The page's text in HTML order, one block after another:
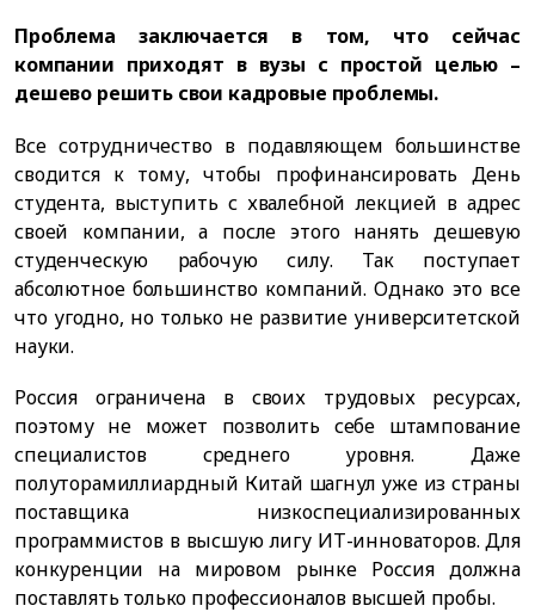
Проблема заключается в том, что сейчас
компании приходят в вузы с простой целью –
дешево решить свои кадровые проблемы.
Все сотрудничество в подавляющем большинстве
сводится к тому, чтобы профинансировать День
студента, выступить с хвалебной лекцией в адрес
своей компании, а после этого нанять дешевую
студенческую рабочую силу. Так поступает
абсолютное большинство компаний. Однако это все
что угодно, но только не развитие университетской
науки.
Россия ограничена в своих трудовых ресурсах,
поэтому не может позволить себе штампование
специалистов среднего уровня. Даже
полуторамиллиардный Китай шагнул уже из страны
поставщика низкоспециализированных
программистов в высшую лигу ИТ-инноваторов. Для
конкуренции на мировом рынке Россия должна
поставлять только профессионалов высшей пробы.